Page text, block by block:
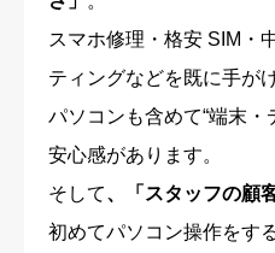
スマホ修理・格安 SIM・
ティングなどを既に手が
パソコンも含めて“端末・
安心感があります。
そして、「スタッフの顧
初めてパソコン操作をす